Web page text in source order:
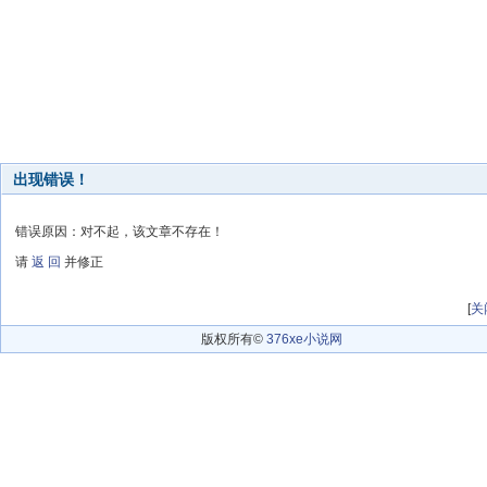
出现错误！
错误原因：对不起，该文章不存在！
请 返 回 并修正
[关
版权所有© 376xe小说网